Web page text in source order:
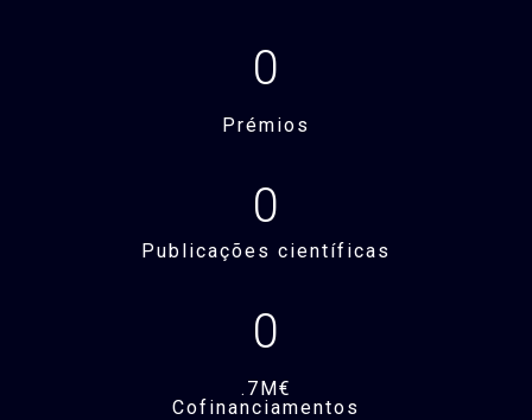
0
Prémios
0
Publicações científicas
0
.7M€
Cofinanciamentos